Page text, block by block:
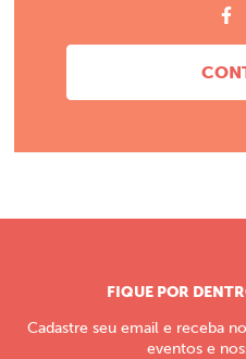
FIQUE POR
Cadastre seu email e receba
eventos e